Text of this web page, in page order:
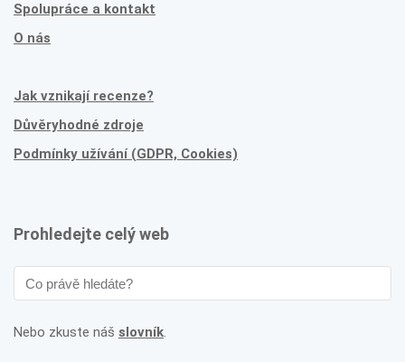
Spolupráce a kontakt
O nás
Jak vznikají recenze?
Důvěryhodné zdroje
Podmínky užívání (GDPR, Cookies)
Prohledejte celý web
Nebo zkuste náš slovník.